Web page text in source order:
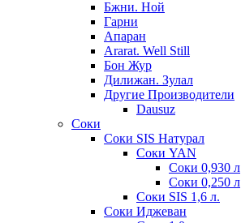
Бжни. Ной
Гарни
Апаран
Ararat. Well Still
Бон Жур
Дилижан. Зулал
Другие Производители
Dausuz
Соки
Соки SIS Натурал
Соки YAN
Соки 0,930 л
Соки 0,250 л
Соки SIS 1,6 л.
Соки Иджеван